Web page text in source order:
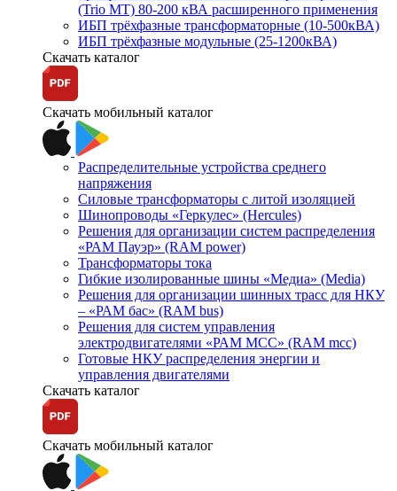
(Trio MT) 80-200 кВА расширенного применения
ИБП трёхфазные трансформаторные (10-500кВА)
ИБП трёхфазные модульные (25-1200кВА)
Скачать каталог
Скачать мобильный каталог
Распределительные устройства среднего
напряжения
Силовые трансформаторы с литой изоляцией
Шинопроводы «Геркулес» (Hercules)
Решения для организации систем распределения
«РАМ Пауэр» (RAM power)
Трансформаторы тока
Гибкие изолированные шины «Медиа» (Media)
Решения для организации шинных трасс для НКУ
– «РАМ бас» (RAM bus)
Решения для систем управления
электродвигателями «РАМ МСС» (RAM mcc)
Готовые НКУ распределения энергии и
управления двигателями
Скачать каталог
Скачать мобильный каталог